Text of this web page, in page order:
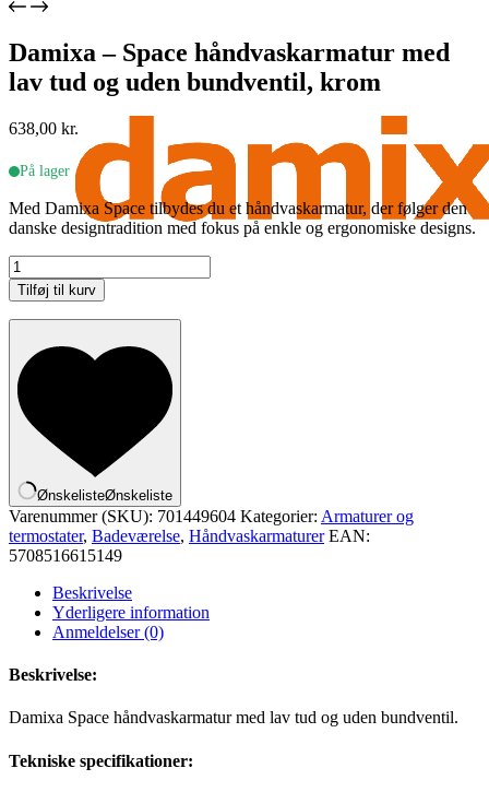
Damixa – Space håndvaskarmatur med
lav tud og uden bundventil, krom
638,00 kr.
På lager
Med Damixa Space tilbydes du et håndvaskarmatur, der følger den
danske designtradition med fokus på enkle og ergonomiske designs.
Damixa
-
Space
håndvaskarmatur
lav
tud
og
uden
bundventil,
antal
Tilføj til kurv
ØnskelisteØnskeliste
Varenummer (SKU): 701449604 Kategorier: Armaturer og
termostater, Badeværelse, Håndvaskarmaturer EAN:
5708516615149
Beskrivelse
Yderligere information
Anmeldelser (0)
Beskrivelse:
Damixa Space håndvaskarmatur med lav tud og uden bundventil.
Tekniske specifikationer: